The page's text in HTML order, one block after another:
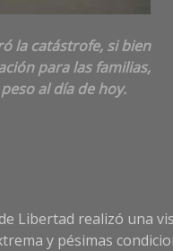
la catástrofe, si bien
para las familias,
al día de hoy.
Libertad realizó una
y pésimas